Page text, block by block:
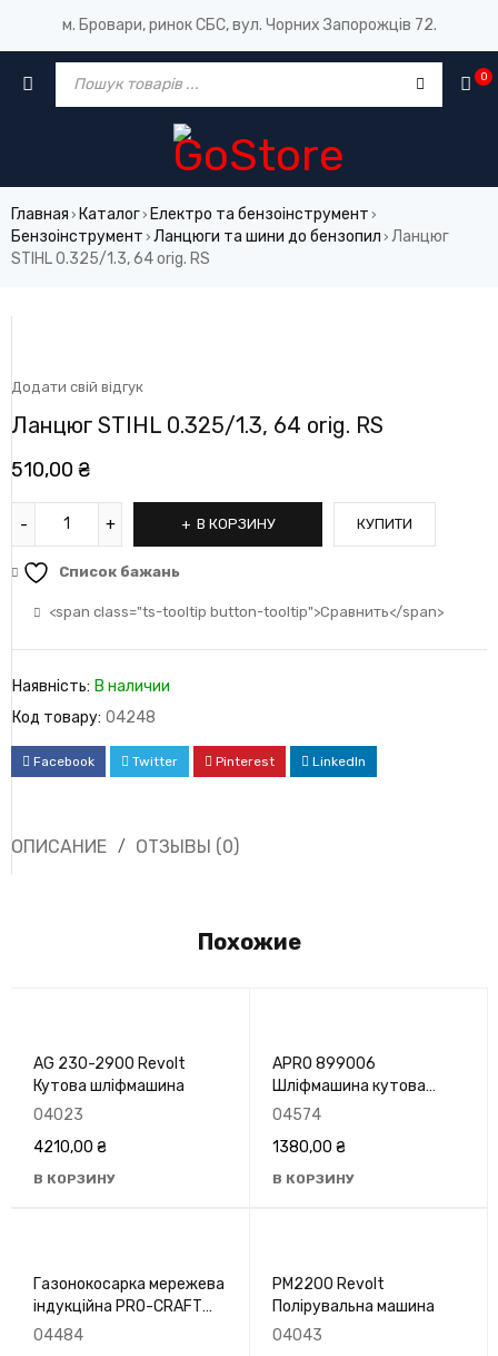
м. Бровари, ринок СБС, вул. Чорних Запорожців 72.
0
Главная › Каталог› Електро та бензоінструмент ›
Бензоінструмент › Ланцюги та шини до бензопил › Ланцюг
STIHL 0.325/1.3, 64 orig. RS
Додати свій відгук
Ланцюг STIHL 0.325/1.3, 64 orig. RS
510,00 ₴
В КОРЗИНУ КУПИТИ
Список бажань
<span class="ts-tooltip button-tooltip">Сравнить</span>
Наявність: В наличии
Код товару: 04248
Facebook Twitter Pinterest LinkedIn
ОПИСАНИЕ ОТЗЫВЫ (0)
Похожие
AG 230-2900 Revolt
Кутова шліфмашина
04023
4210,00 ₴
В КОРЗИНУ
APRO 899006
Шліфмашина кутова
125/1250 Р
04574
1380,00 ₴
В КОРЗИНУ
Газонокосарка мережева
індукційна PRO-CRAFT
NM-2100
04484
PM2200 Revolt
Полірувальна машина
04043